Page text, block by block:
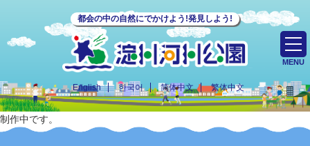
都会の中の自然にでかけよう!発見しよう!
English 한국어 简体中文 繁体中文
MENU
制作中です。